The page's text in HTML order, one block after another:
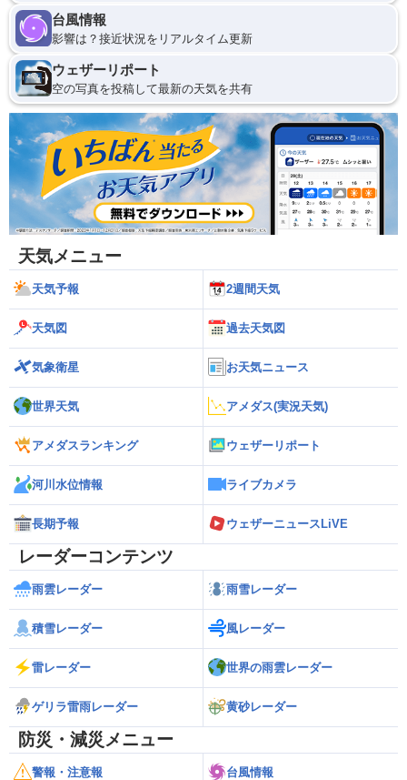
台風情報
影響は？接近状況をリアルタイム更新
ウェザーリポート
空の写真を投稿して最新の天気を共有
天気メニュー
天気予報 2週間天気
天気図 過去天気図
気象衛星 お天気ニュース
世界天気 アメダス(実況天気)
アメダスランキング ウェザーリポート
河川水位情報 ライブカメラ
長期予報 ウェザーニュースLiVE
レーダーコンテンツ
雨雲レーダー 雨雪レーダー
積雪レーダー 風レーダー
雷レーダー 世界の雨雲レーダー
ゲリラ雷雨レーダー 黄砂レーダー
防災・減災メニュー
警報・注意報 台風情報